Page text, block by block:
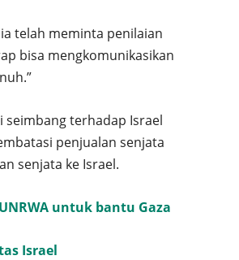
telah meminta penilaian
bisa mengkomunikasikan
seimbang terhadap Israel
penjualan senjata
senjata ke Israel.
untuk bantu Gaza
Israel